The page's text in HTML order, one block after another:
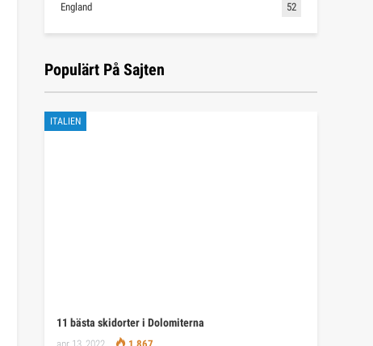
England 52
Populärt På Sajten
ITALIEN
11 bästa skidorter i Dolomiterna